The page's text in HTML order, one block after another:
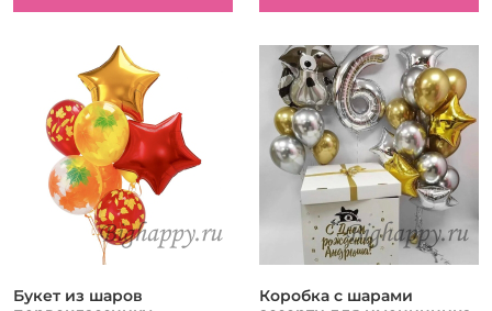
Букет из шаров
Коробка с шарами